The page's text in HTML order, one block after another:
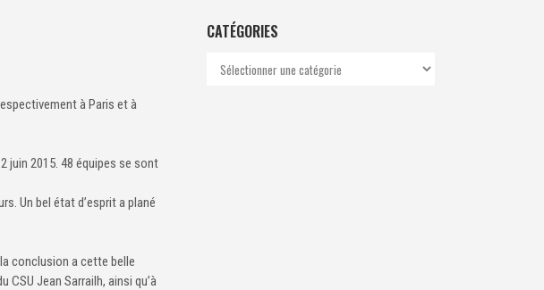
à Paris et à
juin 2015. 48 équipes se sont
Un bel état d’esprit a plané
conclusion a cette belle
CSU Jean Sarrailh, ainsi qu’à
CATÉGORIES
Catégories